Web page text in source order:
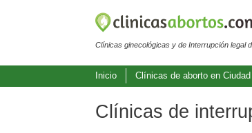
Clínicas ginecológicas y de Interrupción legal
Inicio Clínicas de aborto en Ciudad
Clínicas de